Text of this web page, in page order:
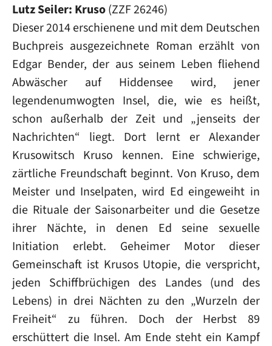
Lutz Seiler: Kruso(ZZF 26246)
Dieser 2014 erschienene und mit dem Deutschen
Buchpreis ausgezeichnete Roman erzählt von
Edgar Bender, der aus seinem Leben fliehend
Abwäscher auf Hiddensee wird, jener
legendenumwogten Insel, die, wie es heißt,
schon außerhalb der Zeit und „jenseits der
Nachrichten“ liegt. Dort lernt er Alexander
Krusowitsch Kruso kennen. Eine schwierige,
zärtliche Freundschaft beginnt. Von Kruso, dem
Meister und Inselpaten, wird Ed eingeweiht in
die Rituale der Saisonarbeiter und die Gesetze
ihrer Nächte, in denen Ed seine sexuelle
Initiation erlebt. Geheimer Motor dieser
Gemeinschaft ist Krusos Utopie, die verspricht,
jeden Schiffbrüchigen des Landes (und des
Lebens) in drei Nächten zu den „Wurzeln der
Freiheit“ zu führen. Doch der Herbst 89
erschüttert die Insel. Am Ende steht ein Kampf